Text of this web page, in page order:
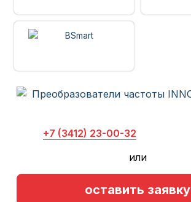
+7 (3412) 23-00-32
или
оставить заявку